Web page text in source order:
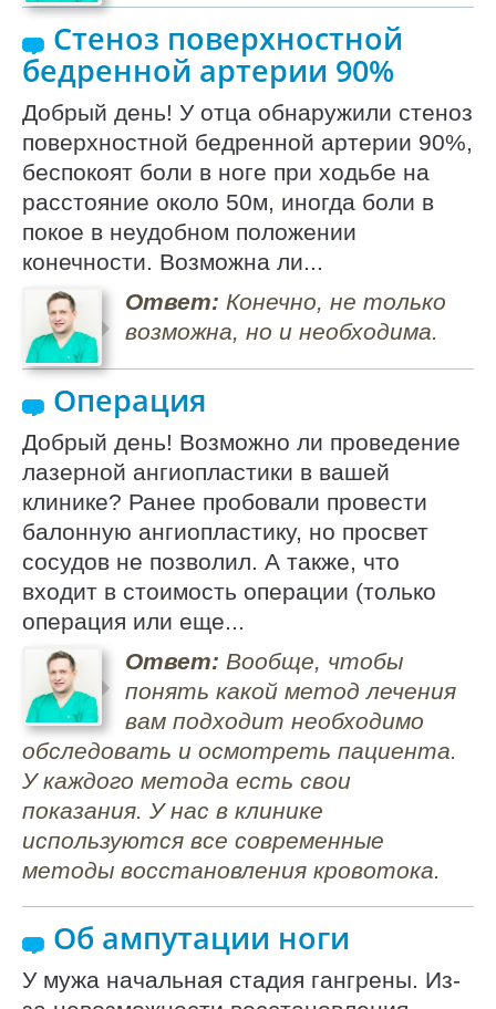
Стеноз поверхностной
бедренной артерии 90%
Добрый день! У отца обнаружили стеноз
поверхностной бедренной артерии 90%,
беспокоят боли в ноге при ходьбе на
расстояние около 50м, иногда боли в
покое в неудобном положении
конечности. Возможна ли...
Ответ: Конечно, не только
возможна, но и необходима.
Операция
Добрый день! Возможно ли проведение
лазерной ангиопластики в вашей
клинике? Ранее пробовали провести
балонную ангиопластику, но просвет
сосудов не позволил. А также, что
входит в стоимость операции (только
операция или еще...
Ответ: Вообще, чтобы
понять какой метод лечения
вам подходит необходимо
обследовать и осмотреть пациента.
У каждого метода есть свои
показания. У нас в клинике
используются все современные
методы восстановления кровотока.
Об ампутации ноги
У мужа начальная стадия гангрены. Из-